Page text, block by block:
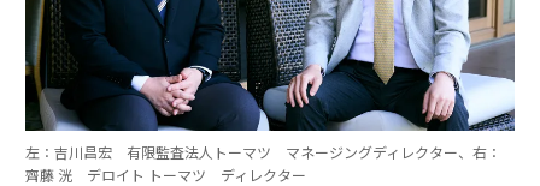
左：吉川昌宏 有限監査法人トーマツ マネージングディレクター、右：
齊藤 洸 デロイト トーマツ ディレクター